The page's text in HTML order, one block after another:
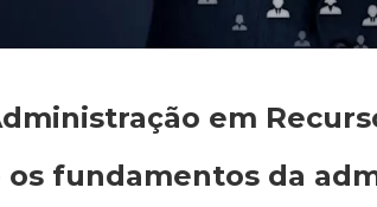
em
os fundamentos da